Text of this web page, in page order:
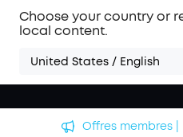
Choose your country or
local content.
United States / English
Offres membres |